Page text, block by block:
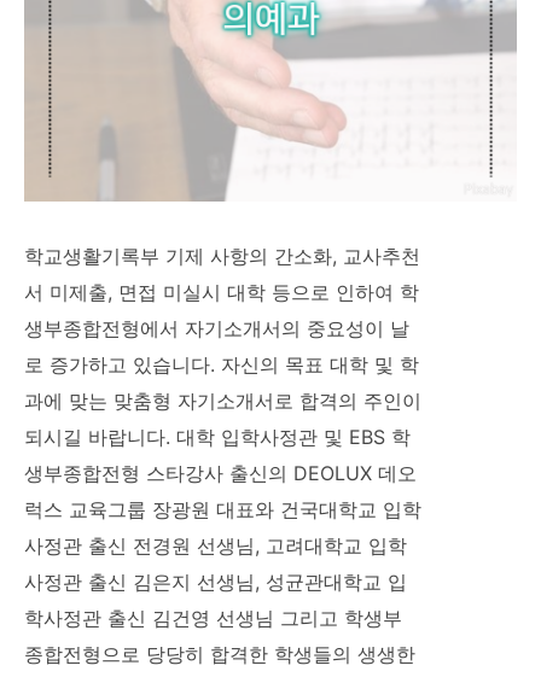
학교생활기록부 기제 사항의 간소화, 교사추천
서 미제출, 면접 미실시 대학 등으로 인하여 학
생부종합전형에서 자기소개서의 중요성이 날
로 증가하고 있습니다. 자신의 목표 대학 및 학
과에 맞는 맞춤형 자기소개서로 합격의 주인이
되시길 바랍니다. 대학 입학사정관 및 EBS 학
생부종합전형 스타강사 출신의 DEOLUX 데오
럭스 교육그룹 장광원 대표와 건국대학교 입학
사정관 출신 전경원 선생님, 고려대학교 입학
사정관 출신 김은지 선생님, 성균관대학교 입
학사정관 출신 김건영 선생님 그리고 학생부
종합전형으로 당당히 합격한 학생들의 생생한